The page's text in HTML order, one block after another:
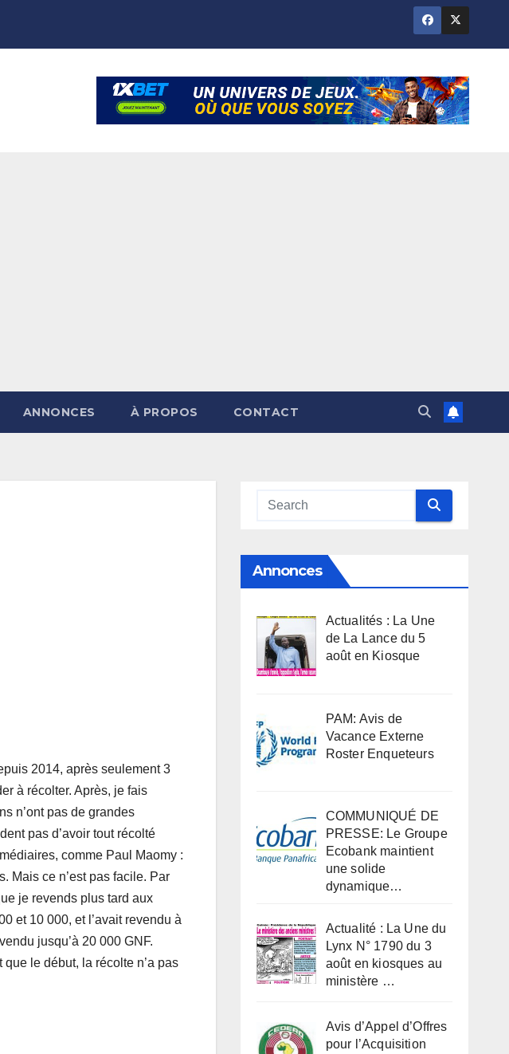
ANNONCES À PROPOS CONTACT
2014, après seulement 3
à récolter. Après, je fais
n’ont pas de grandes
pas d’avoir tout récolté
comme Paul Maomy :
Mais ce n’est pas facile. Par
je revends plus tard aux
et 10 000, et l’avait revendu à
jusqu’à 20 000 GNF.
que le début, la récolte n’a pas
Annonces
Actualités : La Une
de La Lance du 5
août en Kiosque
PAM: Avis de
Vacance Externe
Roster Enqueteurs
COMMUNIQUÉ DE
PRESSE: Le Groupe
Ecobank maintient
une solide
dynamique…
Actualité : La Une du
Lynx N° 1790 du 3
août en kiosques au
ministère …
Avis d’Appel d’Offres
pour l’Acquisition